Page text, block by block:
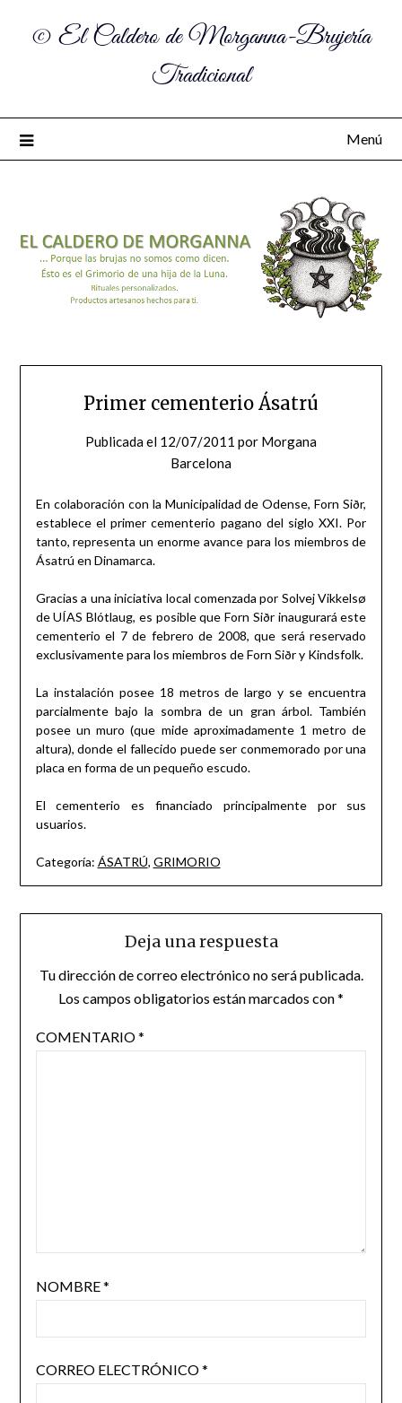
© El Caldero de Morganna-Brujería
Tradicional
Menú
Primer cementerio Ásatrú
Publicada el 12/07/2011 por Morgana
Barcelona
En colaboración con la Municipalidad de Odense, Forn Siðr,
establece el primer cementerio pagano del siglo XXI. Por
tanto, representa un enorme avance para los miembros de
Ásatrú en Dinamarca.
Gracias a una iniciativa local comenzada por Solvej Vikkelsø
de UÍAS Blótlaug, es posible que Forn Siðr inaugurará este
cementerio el 7 de febrero de 2008, que será reservado
exclusivamente para los miembros de Forn Siðr y Kindsfolk.
La instalación posee 18 metros de largo y se encuentra
parcialmente bajo la sombra de un gran árbol. También
posee un muro (que mide aproximadamente 1 metro de
altura), donde el fallecido puede ser conmemorado por una
placa en forma de un pequeño escudo.
El cementerio es financiado principalmente por sus
usuarios.
Categoría: ÁSATRÚ, GRIMORIO
Deja una respuesta
Tu dirección de correo electrónico no será publicada.
Los campos obligatorios están marcados con*
COMENTARIO*
NOMBRE*
CORREO ELECTRÓNICO*